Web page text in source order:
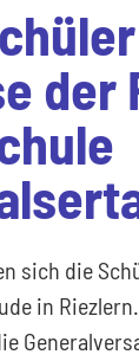
der
sich die
in